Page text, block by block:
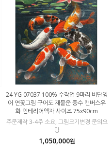
24 YG 07037 100% 수작업 9마리 비단잉
어 연꽃그림 구어도 재물운 풍수 캔버스유
화 인테리어액자 사이즈 75x90cm
주문제작 3-4주 소요, 그림크기변경 문의요
망
1,050,000원